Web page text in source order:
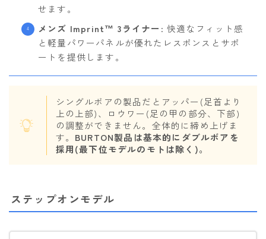
せます。
メンズ Imprint™ 3ライナー : 快適なフィット感
と軽量パワーパネルが優れたレスポンスとサポ
ートを提供します。
シングルボアの製品だとアッパー(足首より
上の上部)、ロウワー(足の甲の部分、下部)
の調整ができません。全体的に締め上げま
す。 BURTON製品は基本的にダブルボアを
採用(最下位モデルのモトは除く)。
ステップオンモデル